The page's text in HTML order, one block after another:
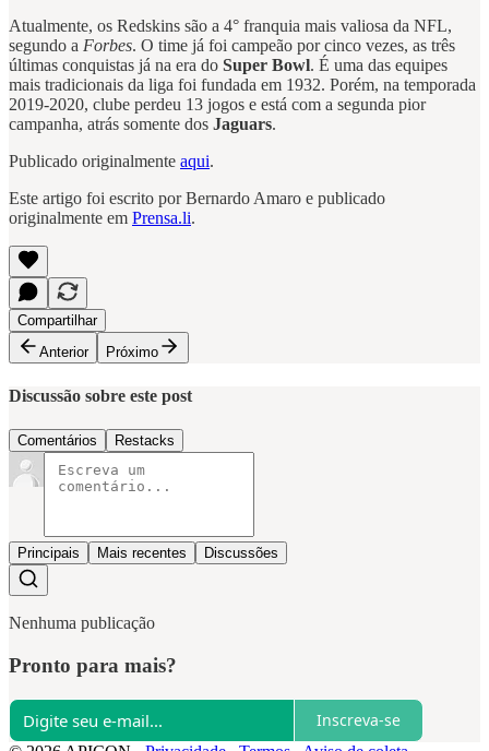
Atualmente, os Redskins são a 4° franquia mais valiosa da NFL,
segundo a Forbes. O time já foi campeão por cinco vezes, as três
últimas conquistas já na era do Super Bowl. É uma das equipes
mais tradicionais da liga foi fundada em 1932. Porém, na temporada
2019-2020, clube perdeu 13 jogos e está com a segunda pior
campanha, atrás somente dos Jaguars.
Publicado originalmente aqui.
Este artigo foi escrito por Bernardo Amaro e publicado
originalmente em Prensa.li.
Compartilhar
Anterior
Próximo
Discussão sobre este post
Comentários Restacks
Principais Mais recentes Discussões
Nenhuma publicação
Pronto para mais?
Inscreva-se